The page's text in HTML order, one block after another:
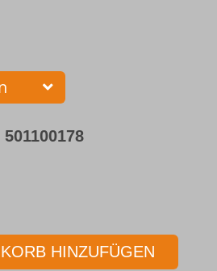
501100178
HINZUFÜGEN